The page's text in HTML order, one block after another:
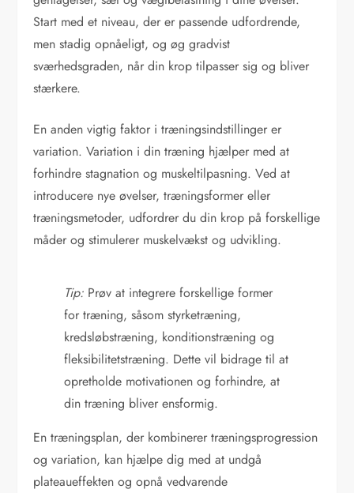
Start med et niveau, der er passende udfordrende,
men stadig opnåeligt, og øg gradvist
sværhedsgraden, når din krop tilpasser sig og bliver
stærkere.
En anden vigtig faktor i træningsindstillinger er
variation. Variation i din træning hjælper med at
forhindre stagnation og muskeltilpasning. Ved at
introducere nye øvelser, træningsformer eller
træningsmetoder, udfordrer du din krop på forskellige
måder og stimulerer muskelvækst og udvikling.
Tip: Prøv at integrere forskellige former
for træning, såsom styrketræning,
kredsløbstræning, konditionstræning og
fleksibilitetstræning. Dette vil bidrage til at
opretholde motivationen og forhindre, at
din træning bliver ensformig.
En træningsplan, der kombinerer træningsprogression
og variation, kan hjælpe dig med at undgå
plateaueffekten og opnå vedvarende